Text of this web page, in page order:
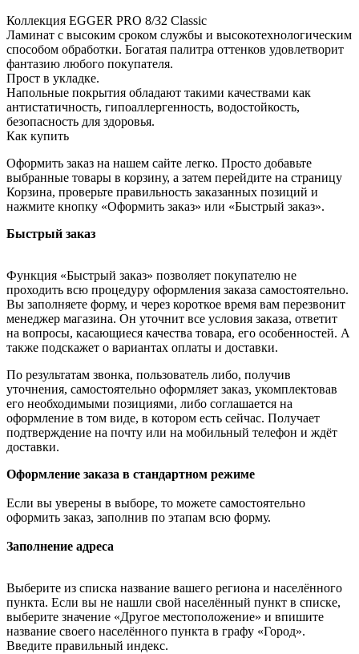
Коллекция EGGER PRO 8/32 Classic
Ламинат с высоким сроком службы и высокотехнологическим
способом обработки. Богатая палитра оттенков удовлетворит
фантазию любого покупателя.
Прост в укладке.
Напольные покрытия обладают такими качествами как
антистатичность, гипоаллергенность, водостойкость,
безопасность для здоровья.
Как купить
Оформить заказ на нашем сайте легко. Просто добавьте
выбранные товары в корзину, а затем перейдите на страницу
Корзина, проверьте правильность заказанных позиций и
нажмите кнопку «Оформить заказ» или «Быстрый заказ».
Быстрый заказ
Функция «Быстрый заказ» позволяет покупателю не
проходить всю процедуру оформления заказа самостоятельно.
Вы заполняете форму, и через короткое время вам перезвонит
менеджер магазина. Он уточнит все условия заказа, ответит
на вопросы, касающиеся качества товара, его особенностей. А
также подскажет о вариантах оплаты и доставки.
По результатам звонка, пользователь либо, получив
уточнения, самостоятельно оформляет заказ, укомплектовав
его необходимыми позициями, либо соглашается на
оформление в том виде, в котором есть сейчас. Получает
подтверждение на почту или на мобильный телефон и ждёт
доставки.
Оформление заказа в стандартном режиме
Если вы уверены в выборе, то можете самостоятельно
оформить заказ, заполнив по этапам всю форму.
Заполнение адреса
Выберите из списка название вашего региона и населённого
пункта. Если вы не нашли свой населённый пункт в списке,
выберите значение «Другое местоположение» и впишите
название своего населённого пункта в графу «Город».
Введите правильный индекс.